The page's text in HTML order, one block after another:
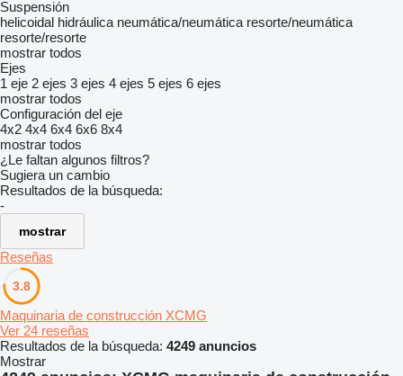
Suspensión
helicoidal hidráulica neumática/neumática resorte/neumática
resorte/resorte
mostrar todos
Ejes
1 eje 2 ejes 3 ejes 4 ejes 5 ejes 6 ejes
mostrar todos
Configuración del eje
4x2 4x4 6x4 6x6 8x4
mostrar todos
¿Le faltan algunos filtros?
Sugiera un cambio
Resultados de la búsqueda:
-
mostrar
Reseñas
3.8
Maquinaria de construcción XCMG
Ver 24 reseñas
Resultados de la búsqueda: 4249 anuncios
Mostrar